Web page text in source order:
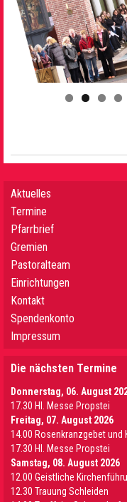
Aktuelles
Termine
Pfarrbrief
Gremien
Pastoralteam
Einrichtungen
Kontakt
Spendenkonto
Impressum
Die nächsten Termine
Donnerstag, 06. August
17.30 Hl. Messe Propstei
Freitag, 07. August 2026
14.00 Rosenkranzgebet
17.30 Hl. Messe Propstei
Samstag, 08. August 2026
12.00 Geistliche
12.30 Trauung Schleiden